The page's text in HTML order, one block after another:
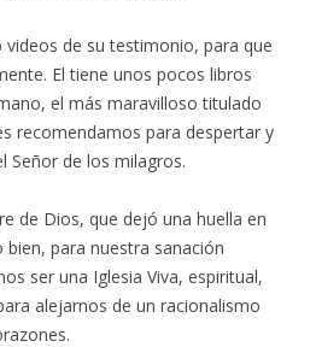
de su testimonio, para que
El tiene unos pocos libros
el más maravilloso titulado
recomendamos para despertar y
Señor de los milagros.
de Dios, que dejó una huella en
para nuestra sanación
ser una Iglesia Viva, espiritual,
alejarnos de un racionalismo